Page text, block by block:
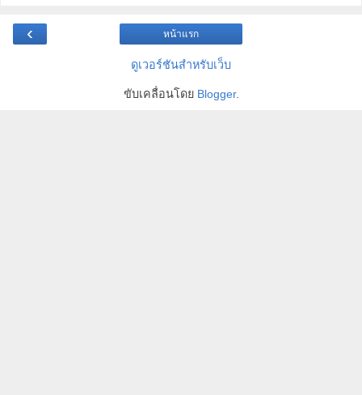
‹ หน้าแรก
ดูเวอร์ชันสำหรับเว็บ
ขับเคลื่อนโดย Blogger.